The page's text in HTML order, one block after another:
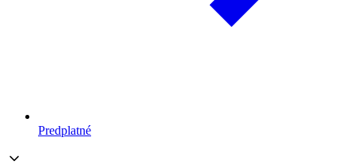
Predplatné